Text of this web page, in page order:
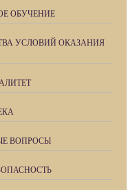
ОБУЧЕНИЕ
УСЛОВИЙ ОКАЗАНИЯ
ВОПРОСЫ